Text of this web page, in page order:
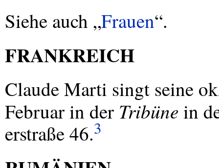
Siehe auch „Frauen“.
FRANKREICH
Claude Marti singt seine
Februar in der Tribüne in
erstraße 46.3